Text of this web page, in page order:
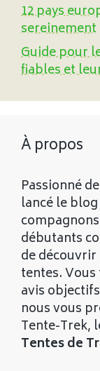
12 pays
sereinement
Guide pour
fiables et
À propos
Passionné
lancé le
débutants
de
tentes.
avis
nous vous
Tente-Trek,
Tentes de